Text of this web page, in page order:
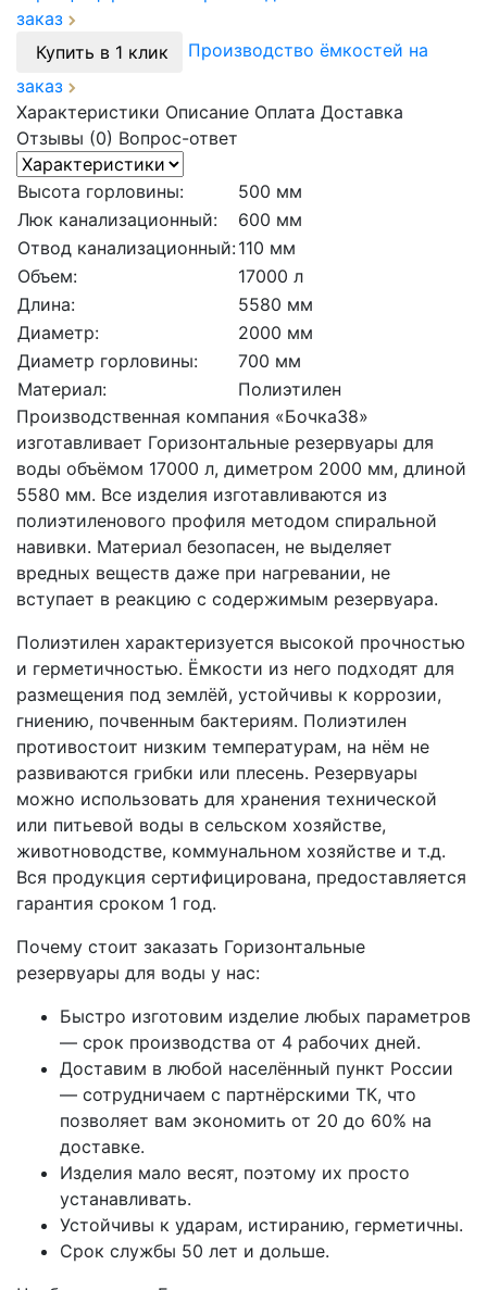
заказ
Купить в 1 клик
Производство ёмкостей на
заказ
Характеристики Описание Оплата Доставка
Отзывы (0) Вопрос-ответ
Высота горловины:
500 мм
Люк канализационный:
600 мм
Отвод канализационный:110 мм
Объем:
17000 л
Длина:
5580 мм
Диаметр:
2000 мм
Диаметр горловины:
700 мм
Материал:
Полиэтилен
Производственная компания «Бочка38»
изготавливает Горизонтальные резервуары для
воды объёмом 17000 л, диметром 2000 мм, длиной
5580 мм. Все изделия изготавливаются из
полиэтиленового профиля методом спиральной
навивки. Материал безопасен, не выделяет
вредных веществ даже при нагревании, не
вступает в реакцию с содержимым резервуара.
Полиэтилен характеризуется высокой прочностью
и герметичностью. Ёмкости из него подходят для
размещения под землёй, устойчивы к коррозии,
гниению, почвенным бактериям. Полиэтилен
противостоит низким температурам, на нём не
развиваются грибки или плесень. Резервуары
можно использовать для хранения технической
или питьевой воды в сельском хозяйстве,
животноводстве, коммунальном хозяйстве и т.д.
Вся продукция сертифицирована, предоставляется
гарантия сроком 1 год.
Почему стоит заказать Горизонтальные
резервуары для воды у нас:
Быстро изготовим изделие любых параметров
— срок производства от 4 рабочих дней.
Доставим в любой населённый пункт России
— сотрудничаем с партнёрскими ТК, что
позволяет вам экономить от 20 до 60% на
доставке.
Изделия мало весят, поэтому их просто
устанавливать.
Устойчивы к ударам, истиранию, герметичны.
Срок службы 50 лет и дольше.